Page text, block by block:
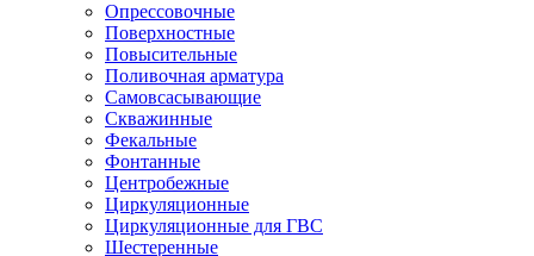
Опрессовочные
Поверхностные
Повысительные
Поливочная арматура
Самовсасывающие
Скважинные
Фекальные
Фонтанные
Центробежные
Циркуляционные
Циркуляционные для ГВС
Шестеренные